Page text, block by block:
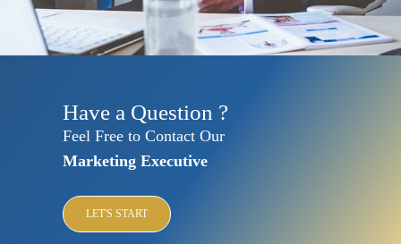
Have a Question ?
Feel Free to Contact Our
Marketing Executive
LET'S START